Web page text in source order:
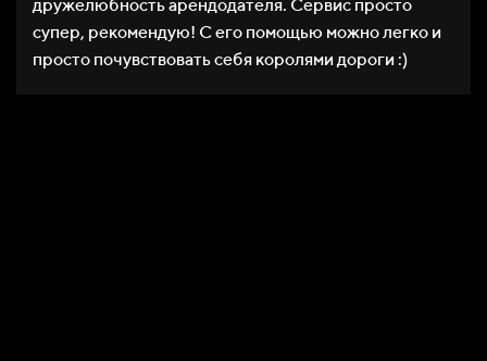
дружелюбность арендодателя. Сервис просто
супер, рекомендую! С его помощью можно легко и
просто почувствовать себя королями дороги :)